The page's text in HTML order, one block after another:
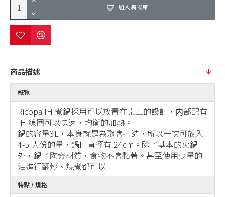
加入購物車
商品描述
概覽
Ricopa IH 煮鍋採用可以放置在桌上的設計，内部配有
IH 線圈可以快速，均衡的加熱。
鍋的容量3L，本身就是為聚會打造，所以一次可放入
4-5 人份的量，鍋口直徑有 24cm。除了基本的火鍋
外，鍋子陶瓷材質，食物不會黏著。甚至使用少量的
油進行翻炒、燒煮都可以
特點 / 規格